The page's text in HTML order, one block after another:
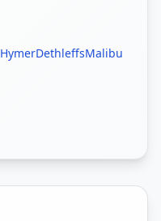
HymerDethleffsMalibu